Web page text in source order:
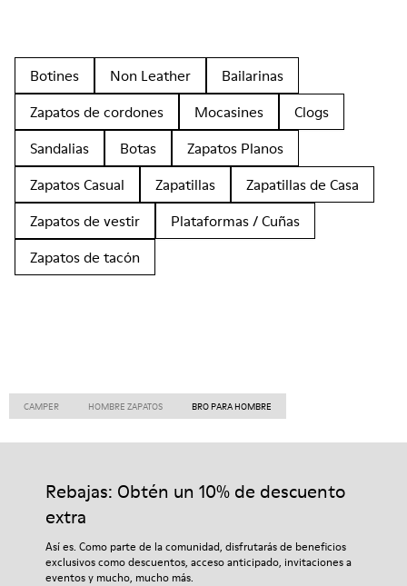
Botines Non Leather
Bailarinas
Zapatos de cordones
Mocasines
Clogs
Sandalias
Botas
Zapatos Planos
Zapatos Casual
Zapatillas
Zapatillas de Casa
Zapatos de vestir
Plataformas / Cuñas
Zapatos de tacón
CAMPER HOMBRE ZAPATOS BRO PARA HOMBRE
Rebajas: Obtén un 10% de descuento
extra
Así es. Como parte de la comunidad, disfrutarás de beneficios
exclusivos como descuentos, acceso anticipado, invitaciones a
eventos y mucho, mucho más.